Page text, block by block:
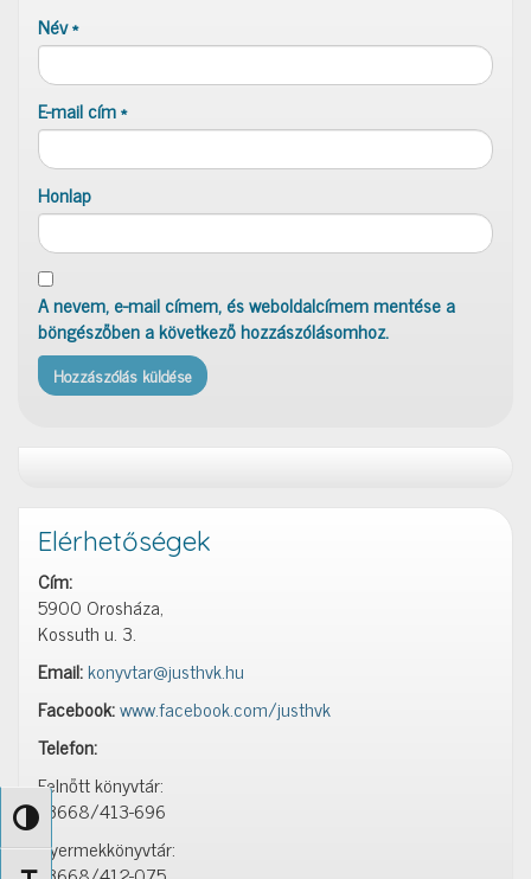
Nagy kontraszt váltása
Név*
E-mail cím*
Honlap
A nevem, e-mail címem, és weboldalcímem mentése a
böngészőben a következő hozzászólásomhoz.
Elérhetőségek
Cím:
5900 Orosháza,
Kossuth u. 3.
Email:konyvtar@justhvk.hu
Facebook:www.facebook.com/justhvk
Telefon:
Felnőtt könyvtár:
+3668/413-696
Gyermekkönyvtár: